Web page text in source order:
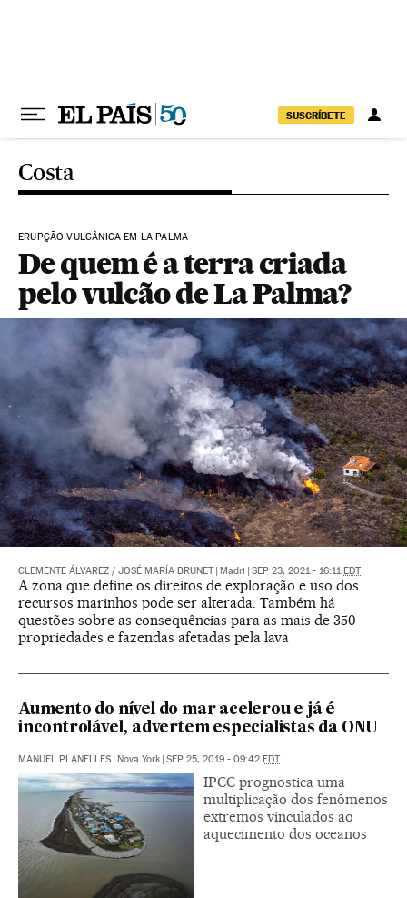
SUSCRÍBETE
Costa
ERUPÇÃO VULCÂNICA EM LA PALMA
De quem é a terra criada
pelo vulcão de La Palma?
CLEMENTE ÁLVAREZ / JOSÉ MARÍA BRUNET Madri SEP 23, 2021 - 16:11 EDT
A zona que define os direitos de exploração e uso dos
recursos marinhos pode ser alterada. Também há
questões sobre as consequências para as mais de 350
propriedades e fazendas afetadas pela lava
Aumento do nível do mar acelerou e já é
incontrolável, advertem especialistas da ONU
MANUEL PLANELLES Nova York SEP 25, 2019 - 09:42 EDT
IPCC prognostica uma
multiplicação dos fenômenos
extremos vinculados ao
aquecimento dos oceanos